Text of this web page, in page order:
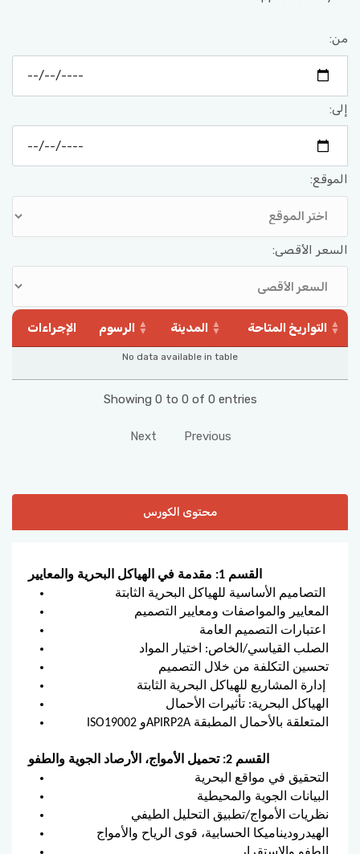
من:
إلى:
الموقع:
السعر الأقصى:
التواريخ المتاحة المدينة الرسوم الإجراءات
No data available in table
Showing 0 to 0 of 0 entries
Previous
Next
محتوى الكورس
القسم 1: مقدمة في الهياكل البحرية والمعايير
المعايير والمواصفات ومعايير التصميم
الصلب القياسي/الخاص: اختيار المواد
تحسين التكلفة من خلال التصميم
الهياكل البحرية: تأثيرات الأحمال
ISO19002 وAPIRP2A المتعلقة بالأحمال المطبقة
القسم 2: تحميل الأمواج، الأرصاد الجوية والطفو
التحقيق في مواقع البحرية
البيانات الجوية والمحيطية
نظريات الأمواج/تطبيق التحليل الطيفي
الهيدروديناميكا الحسابية، قوى الرياح والأمواج